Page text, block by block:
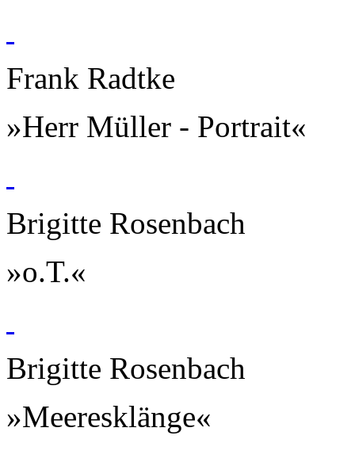
Frank Radtke
»Herr Müller - Portrait«
Brigitte Rosenbach
»o.T.«
Brigitte Rosenbach
»Meeresklänge«